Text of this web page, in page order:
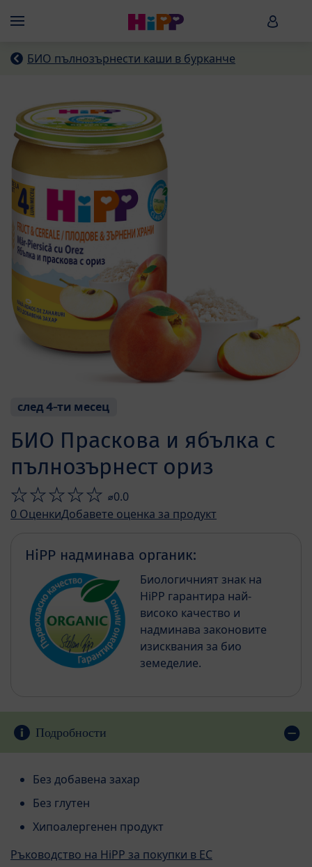
Menü HiPP
БИО пълнозърнести каши в бурканче
след 4-ти месец
БИО Праскова и ябълка с
пълнозърнест ориз
⌀0.0
0 ОценкиДобавете оценка за продукт
HiPP надминава органик:
Биологичният знак на
HiPP гарантира най-
високо качество и
надминава законовите
изисквания за био
земеделие.
Подробности
Без добавена захар
Без глутен
Хипоалергенен продукт
Ръководство на HiPP за покупки в ЕС